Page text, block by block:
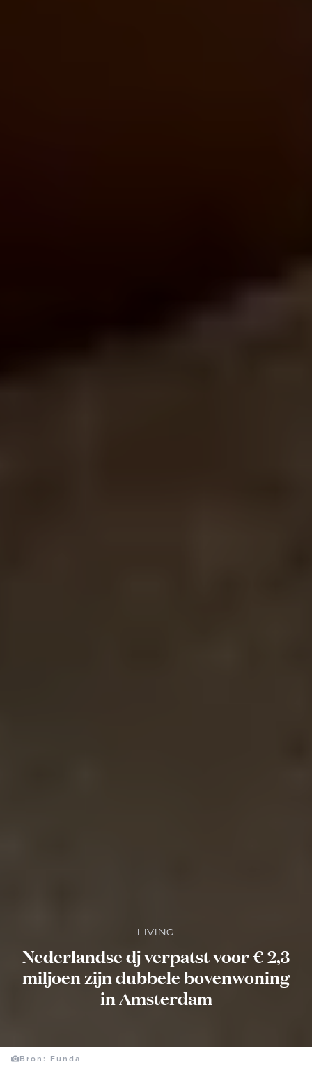
LIVING
Nederlandse dj verpatst voor € 2,3
miljoen zijn dubbele bovenwoning
in Amsterdam
Bron: Funda